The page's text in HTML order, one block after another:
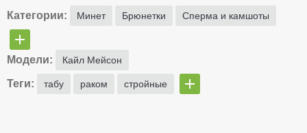
Категории: Минет Брюнетки Сперма и камшоты
Модели: Кайл Мейсон
Теги: табу раком стройные